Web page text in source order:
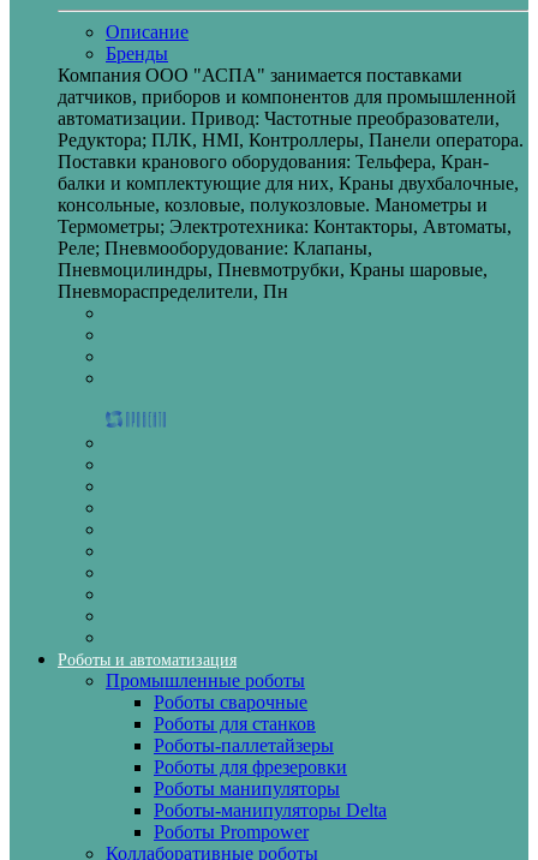
Описание
Бренды
Компания ООО "АСПА" занимается поставками
датчиков, приборов и компонентов для промышленной
автоматизации. Привод: Частотные преобразователи,
Редуктора; ПЛК, HMI, Контроллеры, Панели оператора.
Поставки кранового оборудования: Тельфера, Кран-
балки и комплектующие для них, Краны двухбалочные,
консольные, козловые, полукозловые. Манометры и
Термометры; Электротехника: Контакторы, Автоматы,
Реле; Пневмооборудование: Клапаны,
Пневмоцилиндры, Пневмотрубки, Краны шаровые,
Пневмораспределители, Пн
Роботы и автоматизация
Промышленные роботы
Роботы сварочные
Роботы для станков
Роботы-паллетайзеры
Роботы для фрезеровки
Роботы манипуляторы
Роботы-манипуляторы Delta
Роботы Prompower
Коллаборативные роботы